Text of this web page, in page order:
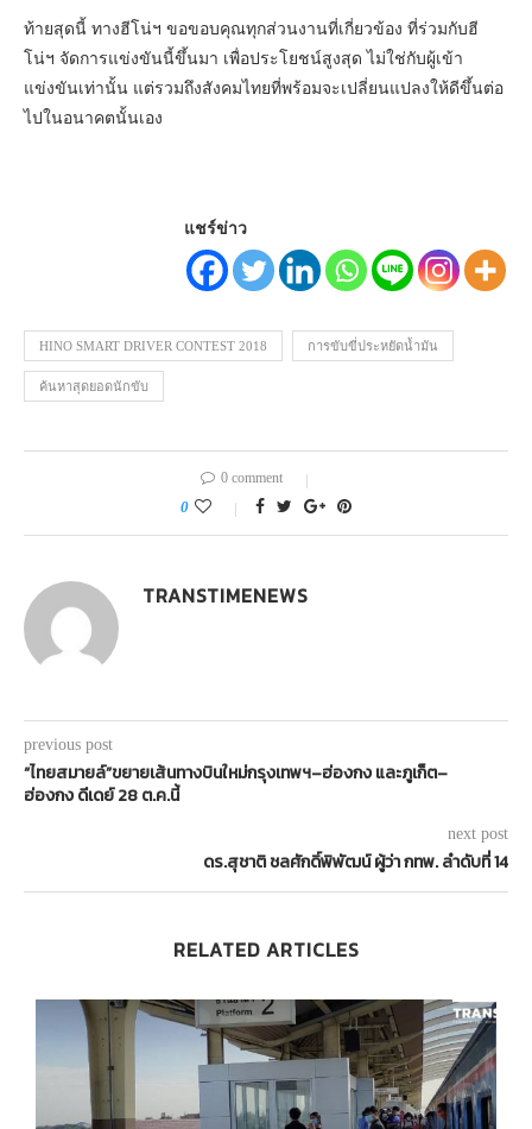
ท้ายสุดนี้ ทางฮีโน่ฯ ขอขอบคุณทุกส่วนงานที่เกี่ยวข้อง ที่ร่วมกับฮี
โน่ฯ จัดการแข่งขันนี้ขึ้นมา เพื่อประโยชน์สูงสุด ไม่ใช่กับผู้เข้า
แข่งขันเท่านั้น แต่รวมถึงสังคมไทยที่พร้อมจะเปลี่ยนแปลงให้ดีขึ้นต่อ
ไปในอนาคตนั้นเอง
แชร์ข่าว
HINO SMART DRIVER CONTEST 2018 การขับขี่ประหยัดน้ำมัน
ค้นหาสุดยอดนักขับ
0 comment
0
TRANSTIMENEWS
previous post
“ไทยสมายล์”ขยายเส้นทางบินใหม่กรุงเทพฯ–ฮ่องกง และภูเก็ต–
ฮ่องกง ดีเดย์ 28 ต.ค.นี้
next post
ดร.สุชาติ ชลศักดิ์พิพัฒน์ ผู้ว่า กทพ. ลำดับที่ 14
RELATED ARTICLES